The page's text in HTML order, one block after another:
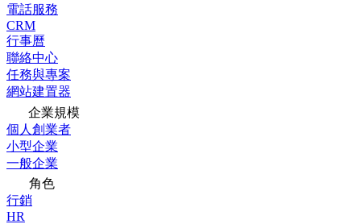
電話服務
CRM
行事曆
聯絡中心
任務與專案
網站建置器
企業規模
個人創業者
小型企業
一般企業
角色
行銷
HR